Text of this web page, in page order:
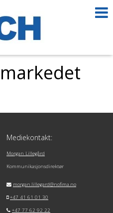
Mediekontakt:
Morgan Lillegård
Kommunikasjonsdirektør
morgan.lillegard@nofima.no
+47 41 61 01 30
+47 77 62 92 22